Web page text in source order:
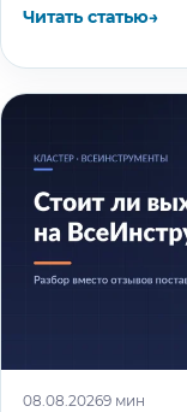
Читать статью→
08.08.20269 мин